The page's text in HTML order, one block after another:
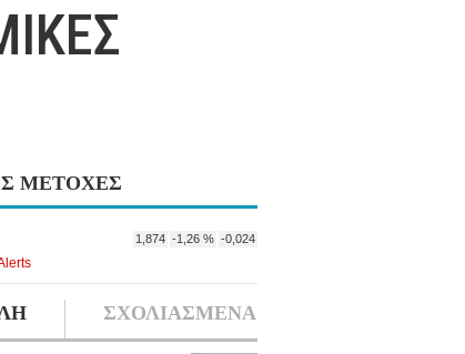
ΜΕΤΟΧΕΣ
1,874 -1,26 % -0,024
ΣΧΟΛΙΑΣΜΕΝΑ